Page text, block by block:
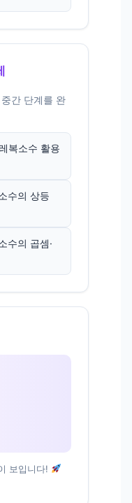
간 단계를 완
복소수 활용
수의 상등
수의 곱셈·
보입니다!